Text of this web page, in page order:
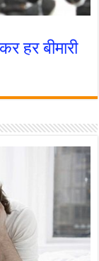
हर बीमारी